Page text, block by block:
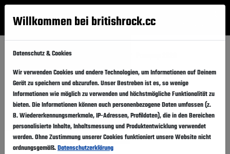
Menü
Startseite Festivals
Paaspop 2026 Folgen
Niederlande, Schijndel, Festivalgelände
Freitag,03.04.2026-Sonntag, 05.04.2026
Vergangener Event
Willkommen bei britishrock.cc
Datenschutz & Cookies
Wir verwenden Cookies und andere Technologien, um Informationen auf Deinem
Gerät zu speichern und abzurufen. Unser Bestreben ist es, so wenige
Informationen wie möglich zu verwenden und höchstmögliche Funktionalität zu
bieten. Die Informationen können auch personenbezogene Daten umfassen (z.
B. Wiedererkennungsmerkmale, IP-Adressen, Profildaten), die in den Bereichen
personalisierte Inhalte, Inhaltsmessung und Produktentwicklung verwendet
werden. Ohne Zustimmung unserer Cookies funktioniert unsere Website nicht
ordnungsgemäß.Datenschutzerklärung